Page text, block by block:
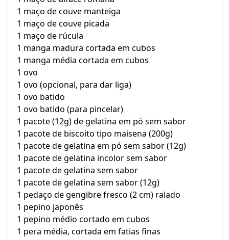
1 maço de couve manteiga
1 maço de couve picada
1 maço de rúcula
1 manga madura cortada em cubos
1 manga média cortada em cubos
1 ovo
1 ovo (opcional, para dar liga)
1 ovo batido
1 ovo batido (para pincelar)
1 pacote (12g) de gelatina em pó sem sabor
1 pacote de biscoito tipo maisena (200g)
1 pacote de gelatina em pó sem sabor (12g)
1 pacote de gelatina incolor sem sabor
1 pacote de gelatina sem sabor
1 pacote de gelatina sem sabor (12g)
1 pedaço de gengibre fresco (2 cm) ralado
1 pepino japonês
1 pepino médio cortado em cubos
1 pera média, cortada em fatias finas